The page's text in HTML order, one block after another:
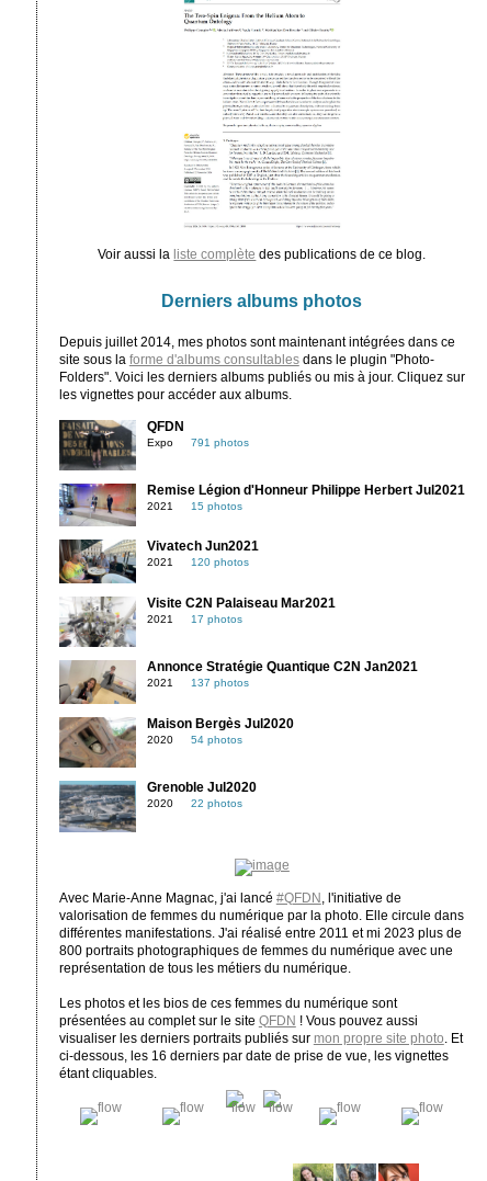
Voir aussi la liste complète des publications de ce blog.
Derniers albums photos
Depuis juillet 2014, mes photos sont maintenant intégrées dans ce
site sous la forme d'albums consultablesdans le plugin "Photo-
Folders". Voici les derniers albums publiés ou mis à jour. Cliquez sur
les vignettes pour accéder aux albums.
QFDN
Expo 791 photos
Remise Légion d'Honneur Philippe Herbert Jul2021
2021 15 photos
Vivatech Jun2021
2021 120 photos
Visite C2N Palaiseau Mar2021
2021 17 photos
Annonce Stratégie Quantique C2N Jan2021
2021 137 photos
Maison Bergès Jul2020
2020 54 photos
Grenoble Jul2020
2020 22 photos
Avec Marie-Anne Magnac, j'ai lancé #QFDN
, l'initiative de
valorisation de femmes du numérique par la photo. Elle circule dans
différentes manifestations. J'ai réalisé entre 2011 et mi 2023 plus de
800 portraits photographiques de femmes du numérique avec une
représentation de tous les métiers du numérique.
Les photos et les bios de ces femmes du numérique sont
présentées au complet sur le site QFDN ! Vous pouvez aussi
visualiser les derniers portraits publiés sur mon propre site photo . Et
ci-dessous, les 16 derniers par date de prise de vue, les vignettes
étant cliquables.